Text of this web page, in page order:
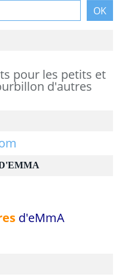
pour les petits et
d'autres
d'eMmA